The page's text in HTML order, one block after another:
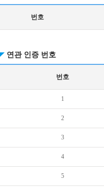
번호
연관 인증 번호
번호
1
2
3
4
5